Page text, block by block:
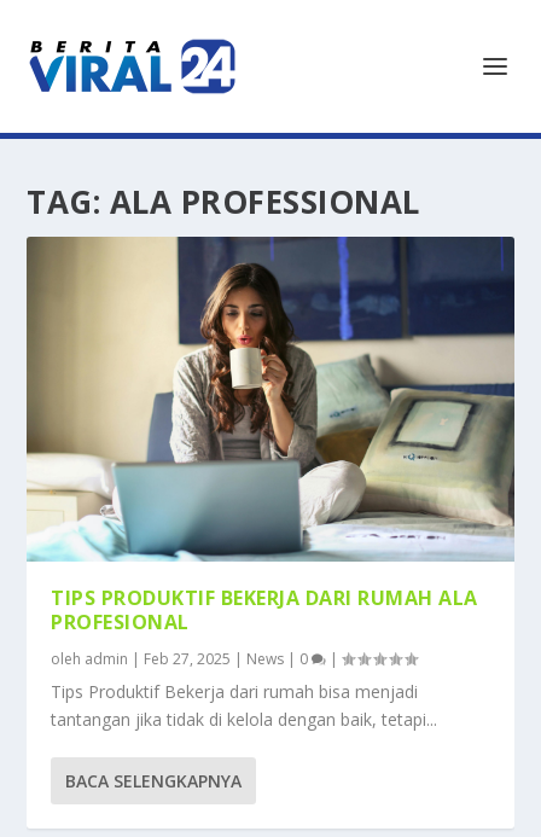
TAG: ALA PROFESSIONAL
TIPS PRODUKTIF BEKERJA DARI RUMAH ALA
PROFESIONAL
oleh admin | Feb 27, 2025 | News | 0 |
Tips Produktif Bekerja dari rumah bisa menjadi
tantangan jika tidak di kelola dengan baik, tetapi...
BACA SELENGKAPNYA